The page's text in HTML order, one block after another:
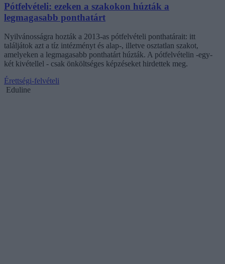
Pótfelvételi: ezeken a szakokon húzták a
legmagasabb ponthatárt
Nyilvánosságra hozták a 2013-as pótfelvételi ponthatárait: itt
találjátok azt a tíz intézményt és alap-, illetve osztatlan szakot,
amelyeken a legmagasabb ponthatárt húzták. A pótfelvételin -egy-
két kivétellel - csak önköltséges képzéseket hirdettek meg.
Érettségi-felvételi
Eduline